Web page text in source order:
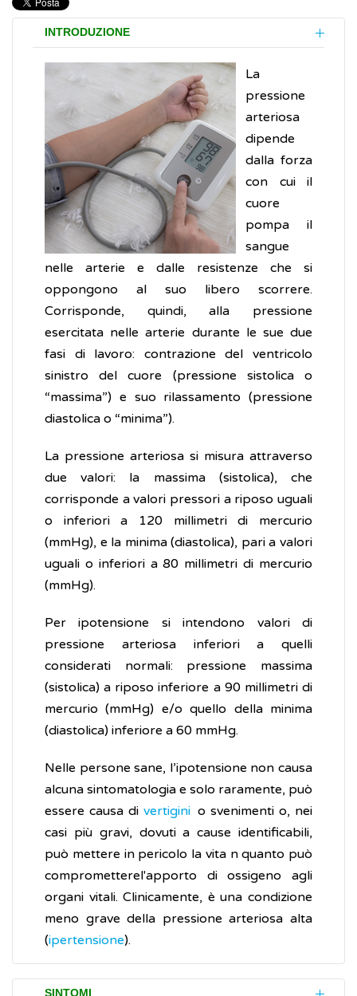
INTRODUZIONE
La
pressione
arteriosa
dipende
dalla forza
con cui il
cuore
pompa il
sangue
nelle arterie e dalle resistenze che si
oppongono al suo libero scorrere.
Corrisponde, quindi, alla pressione
esercitata nelle arterie durante le sue due
fasi di lavoro: contrazione del ventricolo
sinistro del cuore (pressione sistolica o
“massima”) e suo rilassamento (pressione
diastolica o “minima”).
La pressione arteriosa si misura attraverso
due valori: la massima (sistolica), che
corrisponde a valori pressori a riposo uguali
o inferiori a 120 millimetri di mercurio
(mmHg), e la minima (diastolica), pari a valori
uguali o inferiori a 80 millimetri di mercurio
(mmHg).
Per ipotensione si intendono valori di
pressione arteriosa inferiori a quelli
considerati normali: pressione massima
(sistolica) a riposo inferiore a 90 millimetri di
mercurio (mmHg) e/o quello della minima
(diastolica) inferiore a 60 mmHg.
Nelle persone sane, l’ipotensione non causa
alcuna sintomatologia e solo raramente, può
essere causa divertigini o svenimenti o, nei
casi più gravi, dovuti a cause identificabili,
può mettere in pericolo la vita n quanto può
comprometterel'apporto di ossigeno agli
organi vitali. Clinicamente, è una condizione
meno grave della pressione arteriosa alta
(ipertensione).
SINTOMI